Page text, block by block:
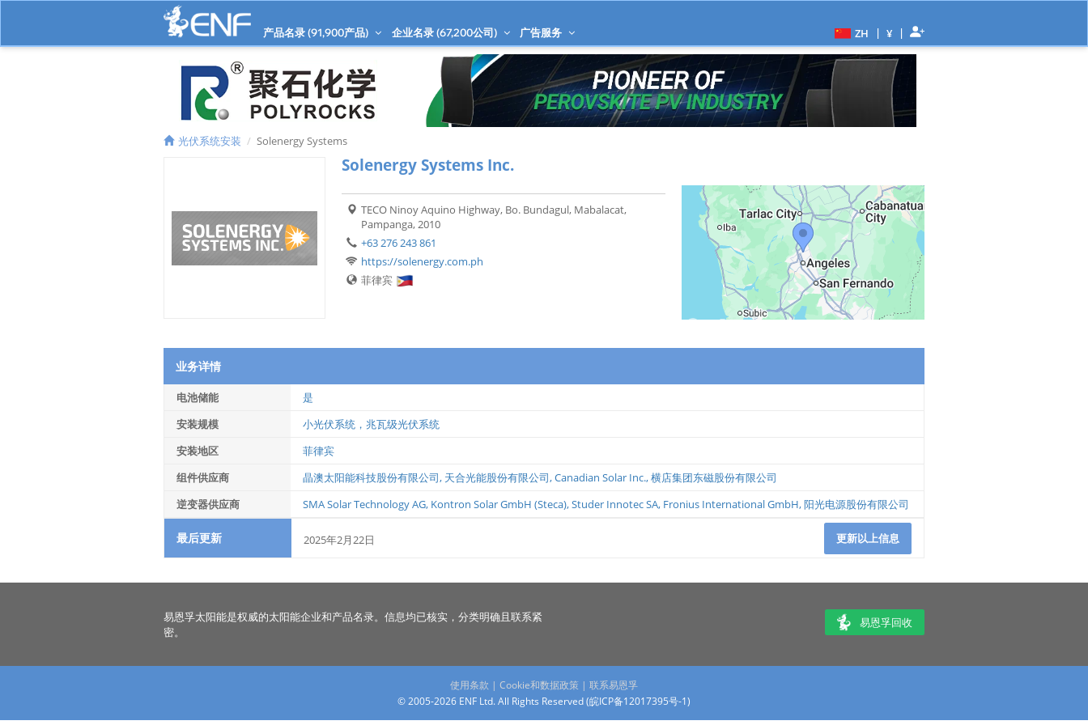
产品名录 (91,900产品) 企业名录 (67,200公司) 广告服务 ZH | ¥ |
光伏系统安装 Solenergy Systems
Solenergy Systems Inc.
TECO Ninoy Aquino Highway, Bo. Bundagul, Mabalacat,
Pampanga, 2010
+63 276 243 861
https://solenergy.com.ph
菲律宾
业务详情
电池储能
是
安装规模
小光伏系统，兆瓦级光伏系统
安装地区
菲律宾
组件供应商
晶澳太阳能科技股份有限公司, 天合光能股份有限公司,Canadian Solar Inc.,横店集团东磁股份有限公司
逆变器供应商
SMA Solar Technology AG, Kontron Solar GmbH (Steca),Studer Innotec SA, Fronius International GmbH,阳光电源股份有限公司
最后更新 2025年2月22日 更新以上信息
易恩孚太阳能是权威的太阳能企业和产品名录。信息均已核实，分类明确且联系紧
密。
易恩孚回收
使用条款 | Cookie和数据政策 | 联系易恩孚
© 2005-2026 ENF Ltd. All Rights Reserved (皖ICP备12017395号-1)